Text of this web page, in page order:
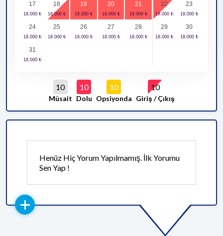
17 18 19 20 21 22 23
24 25 26 27 28 29 30
31
10
Müsait
10
Dolu
10
Opsiyonda
10
Giriş / Çıkış
Henüz Hiç Yorum Yapılmamış. İlk Yorumu
Sen Yap !